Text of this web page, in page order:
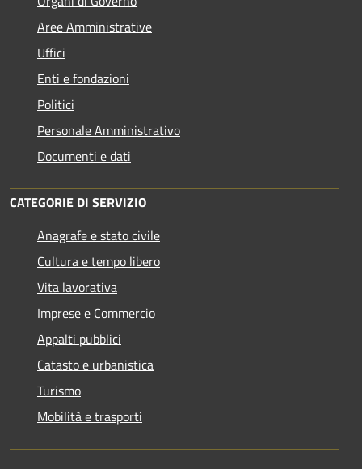
Aree Amministrative
Uffici
Enti e fondazioni
Politici
Personale Amministrativo
Documenti e dati
CATEGORIE DI SERVIZIO
Anagrafe e stato civile
Cultura e tempo libero
Vita lavorativa
Imprese e Commercio
Appalti pubblici
Catasto e urbanistica
Turismo
Mobilità e trasporti